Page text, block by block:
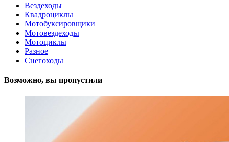
Вездеходы
Квадроциклы
Мотобуксировщики
Мотовездеходы
Мотоциклы
Разное
Снегоходы
Возможно, вы пропустили